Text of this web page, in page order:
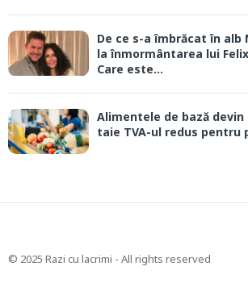
De ce s-a îmbrăcat în alb
la înmormântarea lui
Care este...
Alimentele de bază devin
taie TVA-ul redus pentru
© 2025 Razi cu lacrimi - All rights reserved